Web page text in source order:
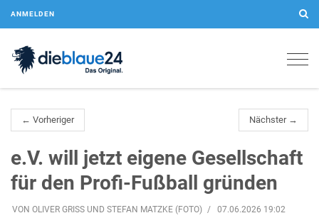
ANMELDEN
← Vorheriger Nächster →
e.V. will jetzt eigene Gesellschaft
für den Profi-Fußball gründen
VON OLIVER GRISS UND STEFAN MATZKE (FOTO)
07.06.2026 19:02